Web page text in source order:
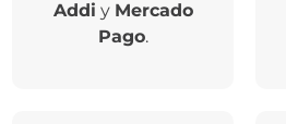
Addi y Mercado
Pago.